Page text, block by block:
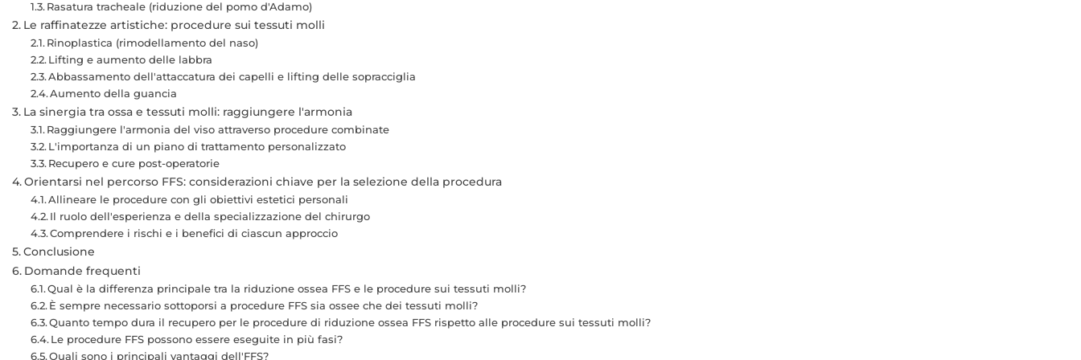
Rasatura tracheale (riduzione del pomo d'Adamo)
Le raffinatezze artistiche: procedure sui tessuti molli
Rinoplastica (rimodellamento del naso)
Lifting e aumento delle labbra
Abbassamento dell'attaccatura dei capelli e lifting delle sopracciglia
Aumento della guancia
La sinergia tra ossa e tessuti molli: raggiungere l'armonia
Raggiungere l'armonia del viso attraverso procedure combinate
L'importanza di un piano di trattamento personalizzato
Recupero e cure post-operatorie
Orientarsi nel percorso FFS: considerazioni chiave per la selezione della procedura
Allineare le procedure con gli obiettivi estetici personali
Il ruolo dell'esperienza e della specializzazione del chirurgo
Comprendere i rischi e i benefici di ciascun approccio
Conclusione
Domande frequenti
Qual è la differenza principale tra la riduzione ossea FFS e le procedure sui tessuti molli?
È sempre necessario sottoporsi a procedure FFS sia ossee che dei tessuti molli?
Quanto tempo dura il recupero per le procedure di riduzione ossea FFS rispetto alle procedure sui tessuti molli?
Le procedure FFS possono essere eseguite in più fasi?
Quali sono i principali vantaggi dell'FFS?